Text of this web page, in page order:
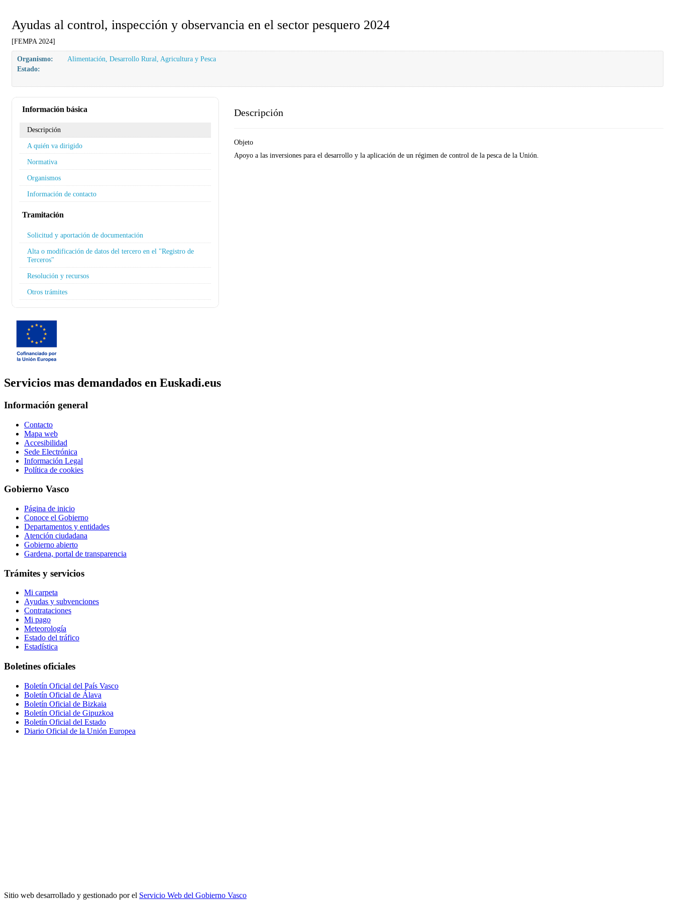
Ayudas al control, inspección y observancia en el sector pesquero 2024
[FEMPA 2024]
Organismo:
Alimentación, Desarrollo Rural, Agricultura y Pesca
Estado:
Información básica
Descripción
A quién va dirigido
Normativa
Organismos
Información de contacto
Tramitación
Solicitud y aportación de documentación
Alta o modificación de datos del tercero en el "Registro de
Terceros"
Resolución y recursos
Otros trámites
Descripción
Objeto
Apoyo a las inversiones para el desarrollo y la aplicación de un régimen de control de la pesca de la Unión.
Servicios mas demandados en Euskadi.eus
Información general
Contacto
Mapa web
Accesibilidad
Sede Electrónica
Información Legal
Política de cookies
Gobierno Vasco
Página de inicio
Conoce el Gobierno
Departamentos y entidades
Atención ciudadana
Gobierno abierto
Gardena, portal de transparencia
Trámites y servicios
Mi carpeta
Ayudas y subvenciones
Contrataciones
Mi pago
Meteorología
Estado del tráfico
Estadística
Boletines oficiales
Boletín Oficial del País Vasco
Boletín Oficial de Álava
Boletín Oficial de Bizkaia
Boletín Oficial de Gipuzkoa
Boletín Oficial del Estado
Diario Oficial de la Unión Europea
Sitio web desarrollado y gestionado por el Servicio Web del Gobierno Vasco